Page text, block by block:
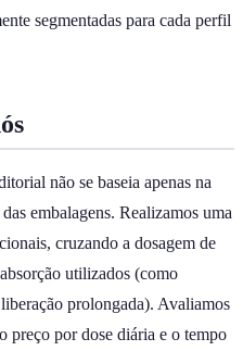
segmentadas para cada perfil
não se baseia apenas na
embalagens. Realizamos uma
cruzando a dosagem de
utilizados (como
prolongada). Avaliamos
preço por dose diária e o tempo